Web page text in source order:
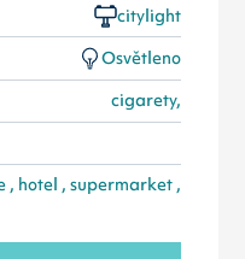
citylight
Osvětleno
cigarety,
, hotel , supermarket ,